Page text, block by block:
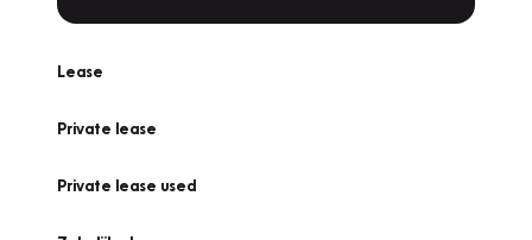
Lease
Private lease
Private lease used